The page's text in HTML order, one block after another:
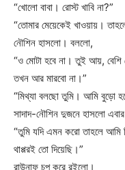
“খোলো বাবা। রোস্ট খাবি না?”
“তোমার মেয়েকেই খাওয়ায়।
নৌশিন হাসলো। বললো,
“ও মোটা হবে না। তুই আয়, বেশি
তখন আর মারবো না।”
“মিথ্যা বলছো তুমি। আমি বুড়ো
সাদাদ-নৌশিন দুজনে হাসলো
“তুমি যদি এমন করো তাহলে আমি
থাপ্পরই তো দিয়েছি।”
রাউনাফ চুপ করে রইলো।